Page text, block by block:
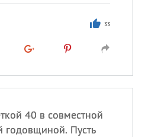
33
40 в совместной
годовщиной. Пусть